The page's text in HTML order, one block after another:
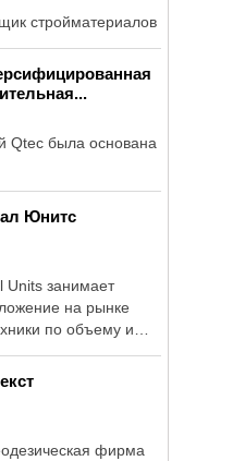
стройматериалов
Qtec была основана
Юнитс
Units занимает
на рынке
по объему и
фирма